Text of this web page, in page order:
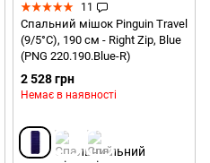
11
Спальний мішок Pinguin Travel
(9/5°C), 190 см - Right Zip, Blue
(PNG 220.190.Blue-R)
2 528 грн
Немає в наявності